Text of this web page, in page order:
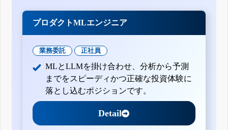
プロダクトMLエンジニア
業務委託 正社員
MLとLLMを掛け合わせ、分析から予測
までをスピーディかつ正確な投資体験に
落とし込むポジションです。
Detail